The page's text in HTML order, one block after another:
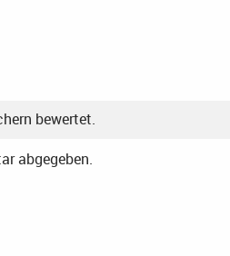
bewertet.
abgegeben.